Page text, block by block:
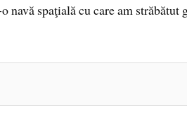
navă spaţială cu care am străbătut